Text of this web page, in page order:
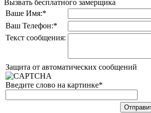
Вызвать бесплатного замерщика
Ваше Имя:*
Ваш Телефон:*
Текст сообщения:
Защита от автоматических сообщений
Введите слово на картинке*